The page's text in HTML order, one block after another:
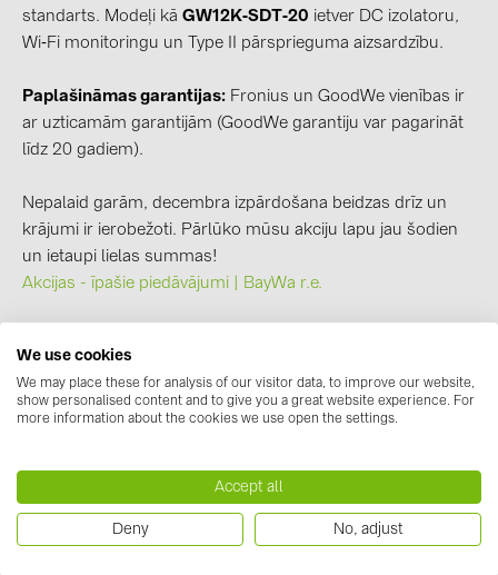
Instalācijas (87)
ABB (21)
AIKO Solar (2)
BUDMAT (6)
EVOPIPES (7)
FRONIUS (42)
HUAWEI (51)
LEADER (6)
standarts. Modeļi kā GW12K‑SDT‑20 ietver DC izolatoru,
Wi‑Fi monitoringu un Type II pārsprieguma aizsardzību.
Paplašināmas garantijas: Fronius un GoodWe vienības ir
ar uzticamām garantijām (GoodWe garantiju var pagarināt
līdz 20 gadiem).
Nepalaid garām, decembra izpārdošana beidzas drīz un
krājumi ir ierobežoti. Pārlūko mūsu akciju lapu jau šodien
un ietaupi lielas summas!
Akcijas - īpašie piedāvājumi | BayWa r.e.
We use cookies
We may place these for analysis of our visitor data, to improve our website,
show personalised content and to give you a great website experience. For
more information about the cookies we use open the settings.
Accept all
Deny No, adjust